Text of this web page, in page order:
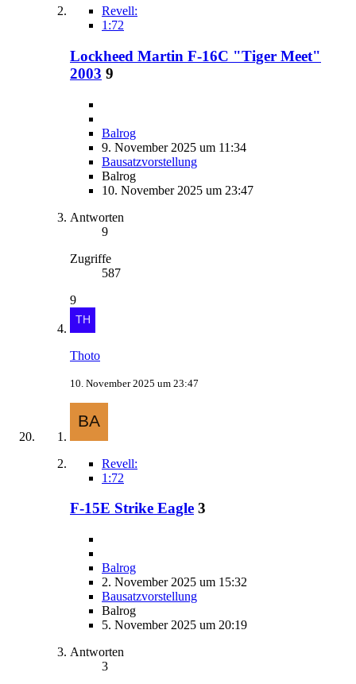
Revell:
1:72
Lockheed Martin F-16C "Tiger Meet"
2003 9
Balrog
9. November 2025 um 11:34
Bausatzvorstellung
Balrog
10. November 2025 um 23:47
Antworten
9
Zugriffe
587
9
Thoto
10. November 2025 um 23:47
Revell:
1:72
F-15E Strike Eagle 3
Balrog
2. November 2025 um 15:32
Bausatzvorstellung
Balrog
5. November 2025 um 20:19
Antworten
3